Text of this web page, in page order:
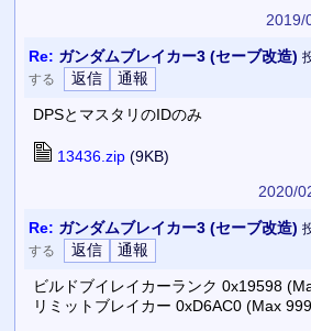
2019/
Re: ガンダムブレイカー3 (セーブ改造)
する
DPSとマスタリのIDのみ
13436.zip(9KB)
2020/
Re: ガンダムブレイカー3 (セーブ改造)
する
ビルドブイレイカーランク 0x19598
リミットブレイカー 0xD6AC0 (Max